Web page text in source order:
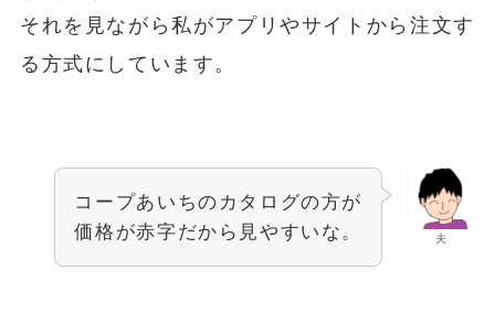
それを見ながら私がアプリやサイトから注文す
る方式にしています。
夫
コープあいちのカタログの方が
価格が赤字だから見やすいな。